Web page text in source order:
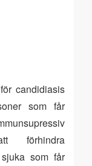
candidiasis
som får
förhindra
som får